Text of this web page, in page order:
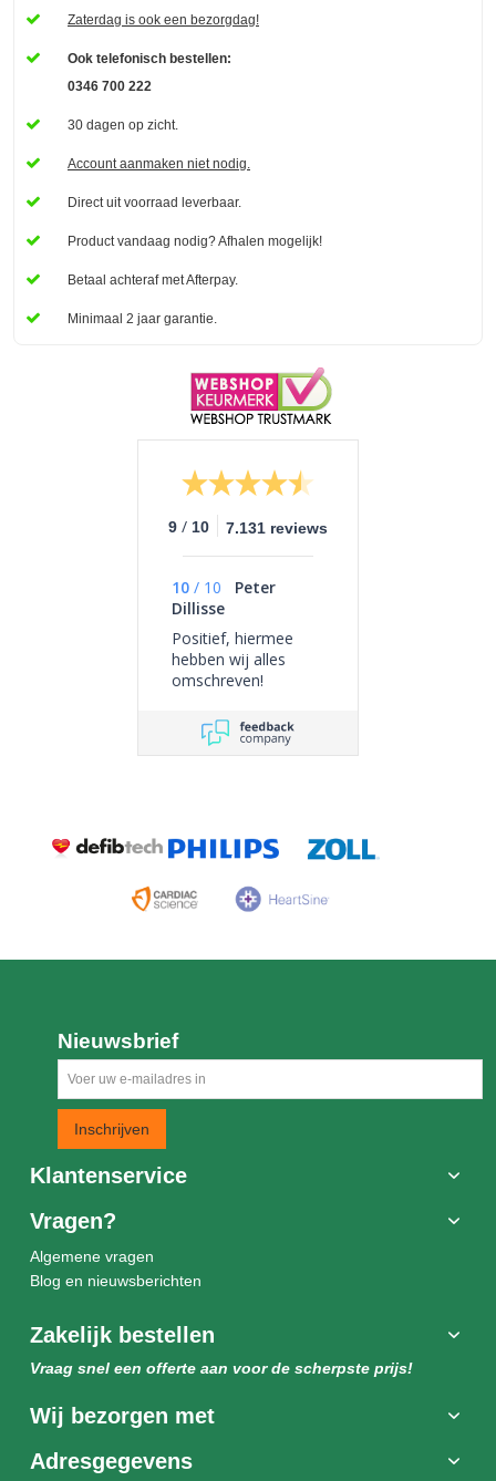
Zaterdag is ook een bezorgdag!
Ook telefonisch bestellen:
0346 700 222
30 dagen op zicht.
Account aanmaken niet nodig.
Direct uit voorraad leverbaar.
Product vandaag nodig? Afhalen mogelijk!
Betaal achteraf met Afterpay.
Minimaal 2 jaar garantie.
9 / 10 7.131 reviews
10 / 10
Peter
Dillisse
Positief, hiermee
hebben wij alles
omschreven!
Nieuwsbrief
Inschrijven
Klantenservice
Vragen?
Algemene vragen
Blog en nieuwsberichten
Zakelijk bestellen
Vraag snel een offerte aan voor de scherpste prijs!
Wij bezorgen met
Adresgegevens